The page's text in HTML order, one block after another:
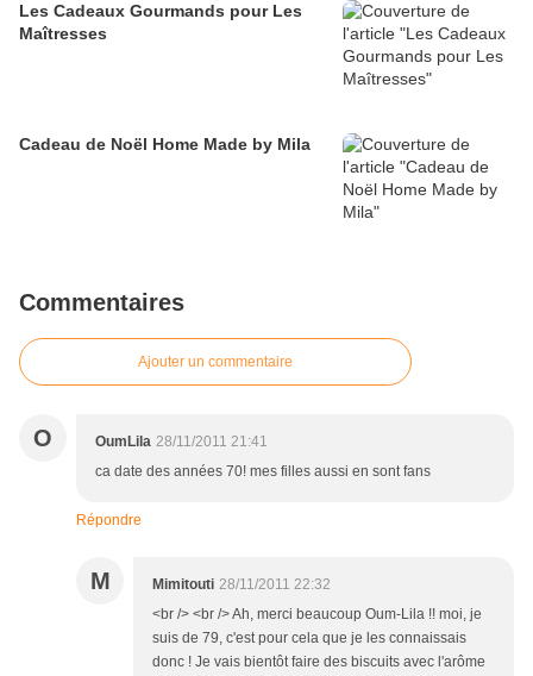
Les Cadeaux Gourmands pour Les
Maîtresses
Cadeau de Noël Home Made by Mila
Commentaires
Ajouter un commentaire
O OumLila 28/11/2011 21:41
ca date des années 70! mes filles aussi en sont fans
Répondre
M Mimitouti 28/11/2011 22:32
<br /> <br /> Ah, merci beaucoup Oum-Lila !! moi, je
suis de 79, c'est pour cela que je les connaissais
donc ! Je vais bientôt faire des biscuits avec l'arôme